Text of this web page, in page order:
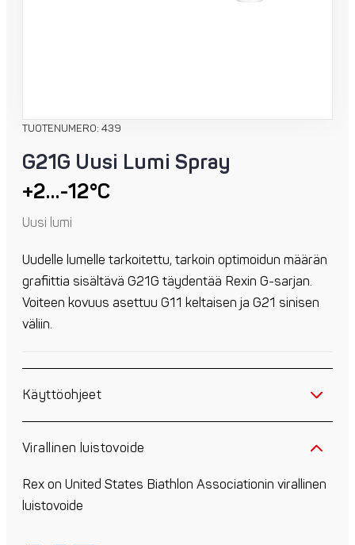
TUOTENUMERO: 439
G21G Uusi Lumi Spray
+2…-12°C
Uusi lumi
Uudelle lumelle tarkoitettu, tarkoin optimoidun määrän
grafiittia sisältävä G21G täydentää Rexin G-sarjan.
Voiteen kovuus asettuu G11 keltaisen ja G21 sinisen
väliin.
Käyttöohjeet
Virallinen luistovoide
Rex on United States Biathlon Associationin virallinen
luistovoide